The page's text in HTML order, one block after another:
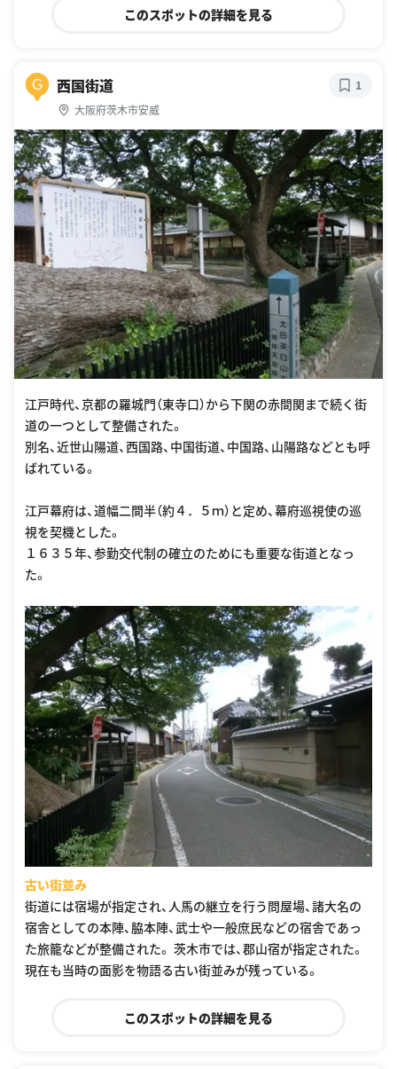
このスポットの詳細を見る
G 西国街道
大阪府茨木市安威
1
江戸時代、京都の羅城門（東寺口）から下関の赤間関まで続く街
道の一つとして整備された。
別名、近世山陽道、西国路、中国街道、中国路、山陽路などとも呼
ばれている。
江戸幕府は、道幅二間半（約４．５ｍ）と定め、幕府巡視使の巡
視を契機とした。
１６３５年、参勤交代制の確立のためにも重要な街道となっ
た。
古い街並み
街道には宿場が指定され、人馬の継立を行う問屋場、諸大名の
宿舎としての本陣、脇本陣、武士や一般庶民などの宿舎であっ
た旅籠などが整備された。 茨木市では、郡山宿が指定された。
現在も当時の面影を物語る古い街並みが残っている。
このスポットの詳細を見る